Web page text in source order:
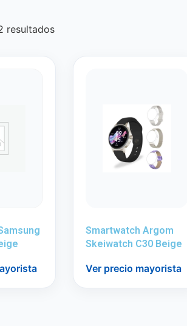
resultados
Smartwatch Argom
Skeiwatch C30 Beige
Ver precio mayorista